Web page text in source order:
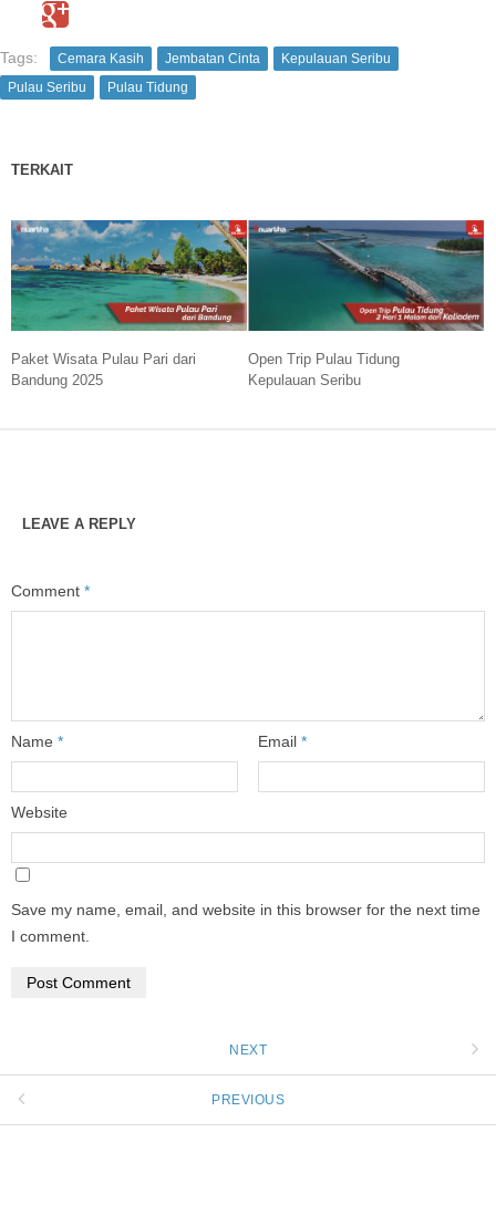
Tags: Cemara Kasih Jembatan Cinta
Kepulauan Seribu
Pulau Seribu
Pulau Tidung
TERKAIT
Paket Wisata Pulau Pari dari
Bandung 2025
Open Trip Pulau Tidung
Kepulauan Seribu
LEAVE A REPLY
Comment *
Name * Email *
Website
Save my name, email, and website in this browser for the next time
I comment.
NEXT
PREVIOUS